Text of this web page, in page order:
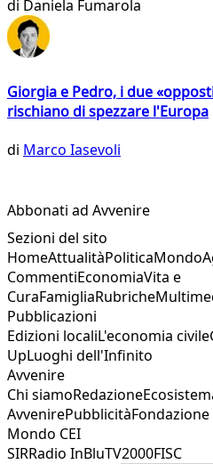
di Daniela Fumarola
Giorgia e Pedro, i due
rischiano di spezzare l'Europa
di Marco Iasevoli
Abbonati ad Avvenire
Sezioni del sito
HomeAttualitàPoliticaMondo
CommentiEconomiaVita e
CuraFamigliaRubriche
Pubblicazioni
Edizioni localiL'economia civile
UpLuoghi dell'Infinito
Avvenire
Chi siamoRedazione
AvvenirePubblicità
Mondo CEI
SIRRadio InBluTV2000FISC